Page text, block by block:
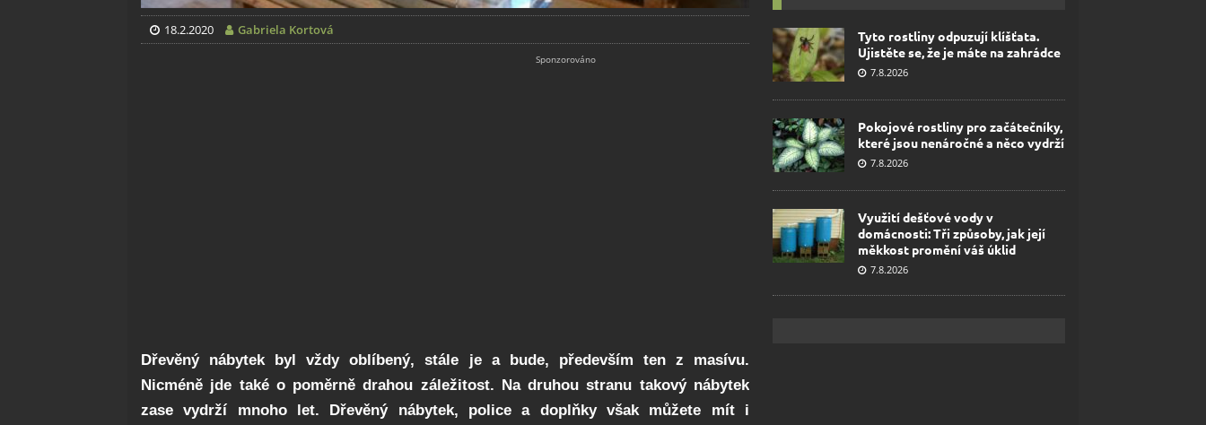
18.2.2020 Gabriela Kortová
Dřevěný nábytek byl vždy oblíbený, stále je a bude, především ten z masívu.
Nicméně jde také o poměrně drahou záležitost. Na druhou stranu takový nábytek
zase vydrží mnoho let. Dřevěný nábytek, police a doplňky však můžete mít i
Tyto rostliny odpuzují klíšťata.
Ujistěte se, že je máte na zahrádce
7.8.2026
Pokojové rostliny pro začátečníky,
které jsou nenáročné a něco vydrží
7.8.2026
Využití dešťové vody v
domácnosti: Tři způsoby, jak její
měkkost promění váš úklid
7.8.2026